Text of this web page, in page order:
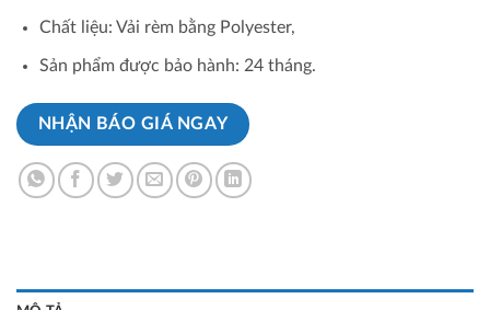
Chất liệu: Vải rèm bằng Polyester,
Sản phẩm được bảo hành: 24 tháng.
NHẬN BÁO GIÁ NGAY